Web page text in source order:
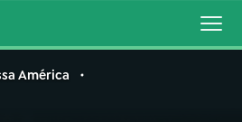
América